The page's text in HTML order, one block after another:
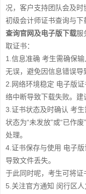
况，客户支持团队会及
初级会计师证书查询与下
查询官网及电子版下载服
取证书：
1.信息准确 考生需确保
无误，避免因信息错误导
2.网络环境稳定 电子版
络中断导致下载失败。建
3.证书状态及时确认 考
状态为“未发放”或“已作
处理。
4.证书保存与使用 电子
导致文件丢失。
于此同时呢，考生可将证
5.关注官方通知 闵行区